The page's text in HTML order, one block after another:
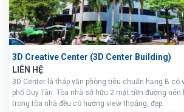
3D Creative Center (3D Center Building)
LIÊN HỆ
3D Center là tháp văn phòng tiêu chuẩn hạng B có
phố Duy Tân. Tòa nhà sở hữu 2 mặt tiền đường
trong tòa nhà đều có hướng view thoáng, đẹp.